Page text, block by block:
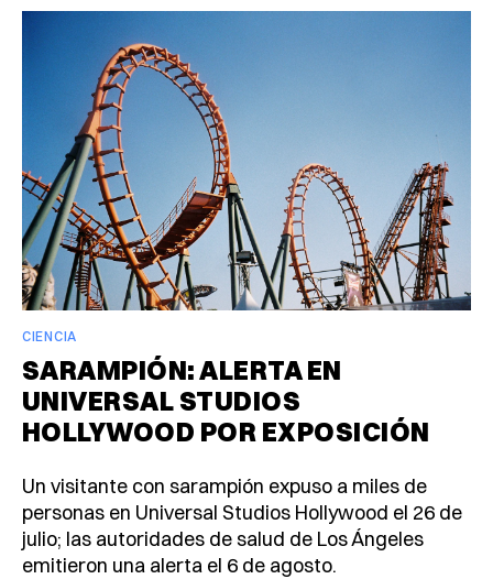
CIENCIA
SARAMPIÓN: ALERTA EN
UNIVERSAL STUDIOS
HOLLYWOOD POR EXPOSICIÓN
Un visitante con sarampión expuso a miles de
personas en Universal Studios Hollywood el 26 de
julio; las autoridades de salud de Los Ángeles
emitieron una alerta el 6 de agosto.